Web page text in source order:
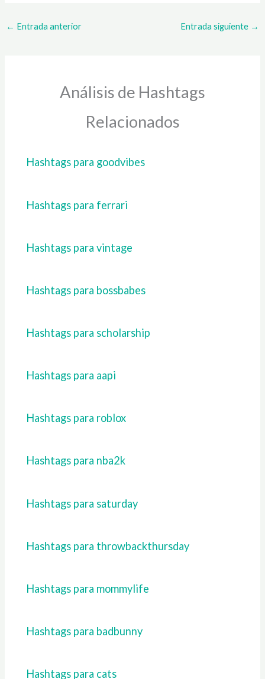
← Entrada anterior Entrada siguiente →
Análisis de Hashtags
Relacionados
Hashtags para goodvibes
Hashtags para ferrari
Hashtags para vintage
Hashtags para bossbabes
Hashtags para scholarship
Hashtags para aapi
Hashtags para roblox
Hashtags para nba2k
Hashtags para saturday
Hashtags para throwbackthursday
Hashtags para mommylife
Hashtags para badbunny
Hashtags para cats